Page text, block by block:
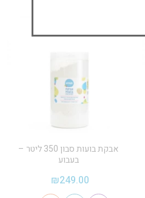
אבקת בועות סבון 350 ליטר –
בעבוע
₪249.00